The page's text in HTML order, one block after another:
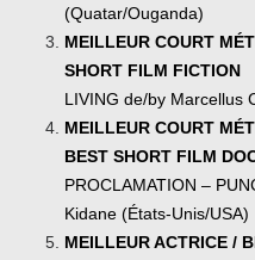
(Quatar/Ouganda)
MEILLEUR COURT
SHORT FILM FICTION
LIVING de/by Marcellus
MEILLEUR COURT
BEST SHORT FILM
PROCLAMATION –
Kidane (États-Unis/USA)
MEILLEUR ACTRICE /